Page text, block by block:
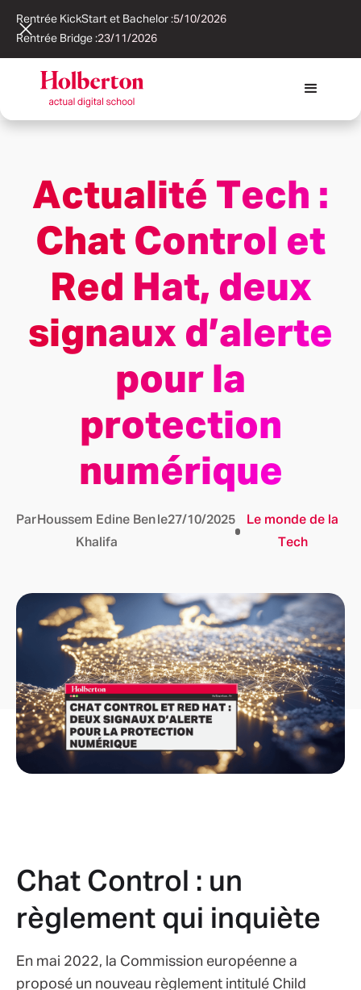
Rentrée KickStart et Bachelor :5/10/2026
Rentrée Bridge :23/11/2026
Actualité Tech :
Chat Control et
Red Hat, deux
signaux d’alerte
pour la
protection
numérique
Par Houssem Edine Ben
Khalifa
le27/10/2025
Le monde de la
Tech
Chat Control : un
règlement qui inquiète
En mai 2022, la Commission européenne a
proposé un nouveau règlement intitulé Child